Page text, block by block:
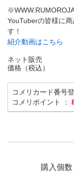
YouTuberの皆様に
す！
紹介動画はこちら
ネット販売
価格（税込）
コメリカード番号
コメリポイント ：
購入個数